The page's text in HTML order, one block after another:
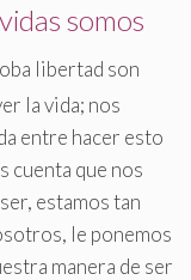
somos
libertad son
la vida; nos
entre hacer esto
cuenta que nos
estamos tan
le ponemos
manera de ser